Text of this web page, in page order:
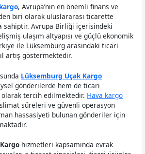
, Avrupa’nın en önemli finans ve
biri olarak uluslararası ticarette
sahiptir. Avrupa Birliği içerisindeki
ulaşım altyapısı ve güçlü ekonomik
ile Lüksemburg arasındaki ticari
artış göstermektedir.
Lüksemburg Uçak Kargo
gönderilerde hem de ticari
olarak tercih edilmektedir. Hava kargo
süreleri ve güvenli operasyon
hassasiyeti bulunan gönderiler için
hizmetleri kapsamında evrak